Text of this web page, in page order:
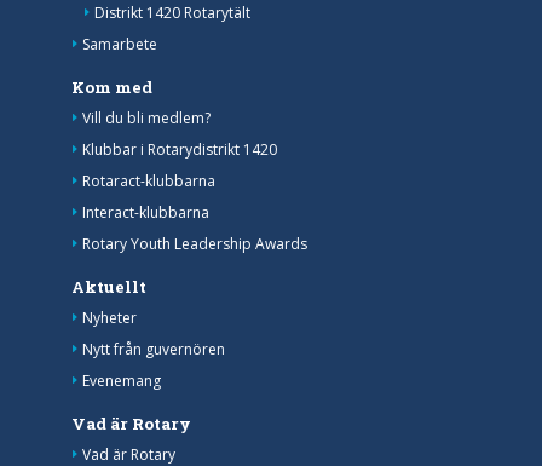
Distrikt 1420 Rotarytält
Samarbete
Kom med
Vill du bli medlem?
Klubbar i Rotarydistrikt 1420
Rotaract-klubbarna
Interact-klubbarna
Rotary Youth Leadership Awards
Aktuellt
Nyheter
Nytt från guvernören
Evenemang
Vad är Rotary
Vad är Rotary